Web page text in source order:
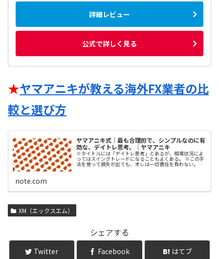
詳細レビュー
公式で詳しく見る
★ヤマアニキが教える海外FX業者の比
較と選び方
ヤマアニキ式｜最も合理的で、シンプルなのに有
効な、デイトレ思考。｜ヤマアニキ
※タイトルには「デイトレ思考」とあるが、相場状況によ
ってはスイングトレードになることもよくある。 ※この手
法を使って損失が出ても、オレは一切責任を負わない。
note.com
XM（エックスエム）
シェアする
Twitter Facebook はてブ